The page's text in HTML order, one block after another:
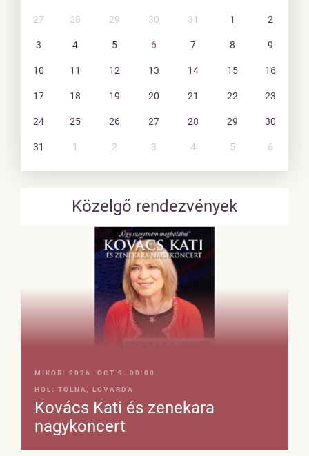
27 28 29 30 31 1 2
3 4 5 6 7 8 9
10 11 12 13 14 15 16
17 18 19 20 21 22 23
24 25 26 27 28 29 30
31 1 2 3 4 5 6
Közelgő rendezvények
MIKOR: 2026. OCT 9. 00:00
HOL: TOLNA, LOVARDA
Kovács Kati és zenekara
nagykoncert